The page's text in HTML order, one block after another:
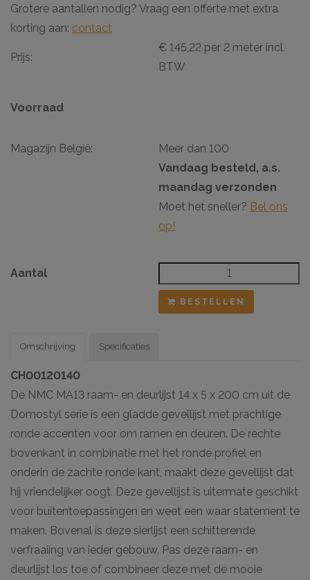
Grotere aantallen nodig? Vraag een offerte met extra
korting aan: contact
Prijs:
€ 145,22 per 2 meter incl.
BTW
Voorraad
Magazijn België:
Meer dan 100
Vandaag besteld, a.s.
maandag verzonden
Moet het sneller? Bel ons
op!
Aantal
BESTELLEN
Omschrijving
CH00120140
De NMC MA13 raam- en deurlijst 14 x 5 x 200 cm uit de
Domostyl serie is een gladde gevellijst met prachtige
ronde accenten voor om ramen en deuren. De rechte
bovenkant in combinatie met het ronde profiel en
onderin de zachte ronde kant, maakt deze gevellijst dat
hij vriendelijker oogt. Deze gevellijst is uitermate geschikt
voor buitentoepassingen en weet een waar statement te
maken. Bovenal is deze sierlijst een schitterende
verfraaiing van ieder gebouw. Pas deze raam- en
deurlijst los toe of combineer deze met de mooie
Specificaties